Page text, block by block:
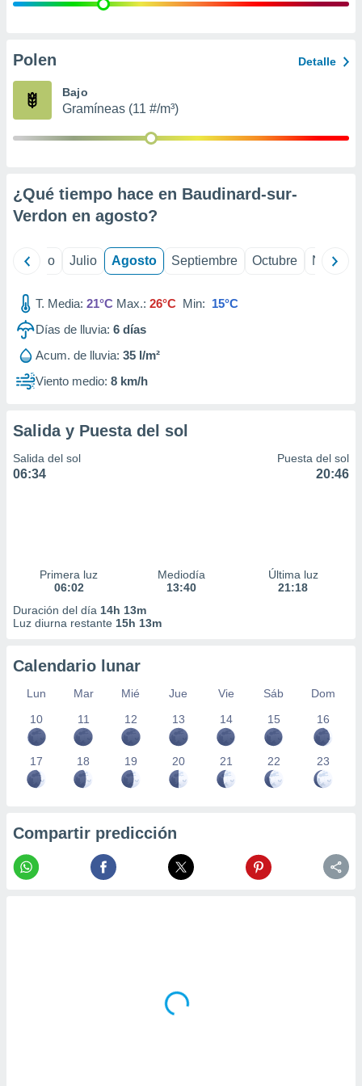
e
publicidad
Polen Detalle
Bajo
Gramíneas (11 #/m³)
¿Qué tiempo hace en Baudinard-sur-
Verdon en agosto?
Junio Julio Agosto Septiembre Octubre
T. Media: 21°C Max.: 26°C Min: 15°C
Días de lluvia: 6 días
Acum. de lluvia: 35 l/m²
Viento medio: 8 km/h
Salida y Puesta del sol
Salida del sol
06:34
Puesta del sol
20:46
Primera luz
06:02
Mediodía
13:40
Última luz
21:18
Duración del día 14h 13m
Luz diurna restante 15h 13m
Calendario lunar
Lun Mar Mié Jue Vie Sáb
Dom
10
11 12 13 14 15 16
17 18 19 20 21 22 23
Compartir predicción